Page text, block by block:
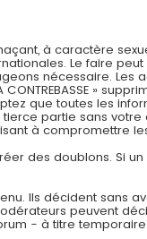
à caractère
Le faire
nécessaire. Les
»
que toutes les
partie sans votre
à compromettre
des doublons. Si
Ils décident sans
peuvent
- à titre